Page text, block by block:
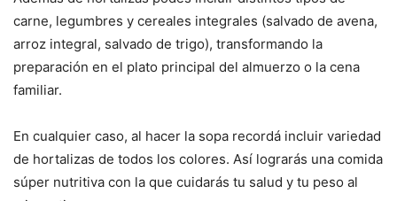
carne, legumbres y cereales integrales (salvado de avena,
arroz integral, salvado de trigo), transformando la
preparación en el plato principal del almuerzo o la cena
familiar.
En cualquier caso, al hacer la sopa recordá incluir variedad
de hortalizas de todos los colores. Así lograrás una comida
súper nutritiva con la que cuidarás tu salud y tu peso al